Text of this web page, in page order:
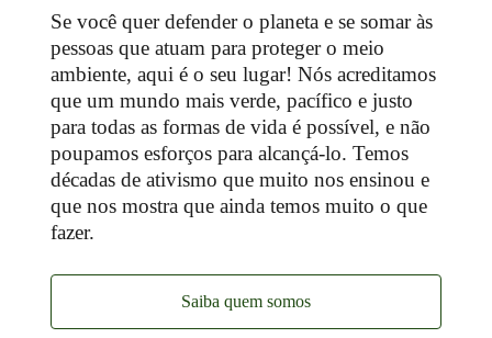
Se você quer defender o planeta e se somar às
pessoas que atuam para proteger o meio
ambiente, aqui é o seu lugar! Nós acreditamos
que um mundo mais verde, pacífico e justo
para todas as formas de vida é possível, e não
poupamos esforços para alcançá-lo. Temos
décadas de ativismo que muito nos ensinou e
que nos mostra que ainda temos muito o que
fazer.
Saiba quem somos